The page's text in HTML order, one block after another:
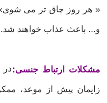
« هر روز چاق تر می شوی»
و... باعث عذاب خواهند شد.
مشکلات ارتباط جنسی:
زایمان پیش از موعد،